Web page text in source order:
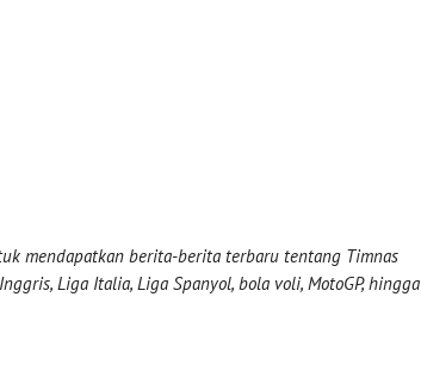
mendapatkan berita-berita terbaru tentang Timnas
Liga Italia, Liga Spanyol, bola voli, MotoGP, hingga